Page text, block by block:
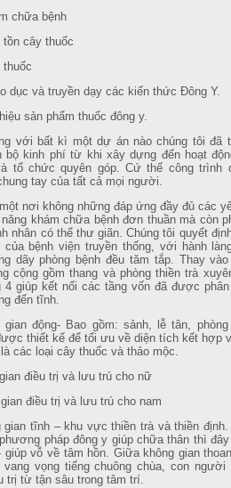
chữa bệnh
tồn cây thuốc
thuốc
dục và truyền dạy các kiến thức Đông Y.
sản phẩm thuốc đông y.
với bất kì một dự án nào chúng tôi đã
bộ kinh phí từ khi xây dựng đến hoạt
tổ chức quyên góp. Cứ thế công trình
tay của tất cả mọi người.
nơi không những đáp ứng đầy đủ các
khám chữa bệnh đơn thuần mà còn
nhân có thể thư giãn. Chúng tôi quyết
của bệnh viện truyền thống, với hành
dãy phòng bệnh đều tăm tắp. Thay
cộng gồm thang và phòng thiền trà
4 giúp kết nối các tầng vốn đã được
đến tĩnh.
gian động- Bao gồm: sảnh, lễ tân,
thiết kế để tối ưu về diện tích kết hợp
các loại cây thuốc và thảo mộc.
điều trị và lưu trú cho nữ
điều trị và lưu trú cho nam
gian tĩnh – khu vực thiền trà và thiền
pháp đông y giúp chữa thân thì
giúp vỗ về tâm hồn. Giữa không gian
vang vọng tiếng chuông chùa, con
trị từ tận sâu trong tâm trí.